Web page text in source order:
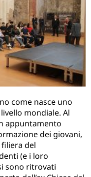
come nasce uno
mondiale. Al
appuntamento
dei giovani,
del
(e i loro
sono ritrovati